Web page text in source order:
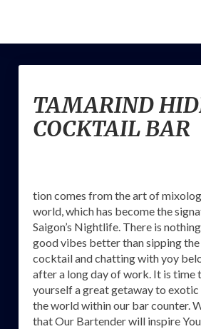
HIDDEN
BAR
TAMARIND
COCKTAIL BAR
tion comes from the art of
world, which has become the
Saigon’s Nightlife. There is
good vibes better than sipping
cocktail and chatting with yoy
after a long day of work. It is time
yourself a great getaway to exotic
the world within our bar counter.
that Our Bartender will inspire